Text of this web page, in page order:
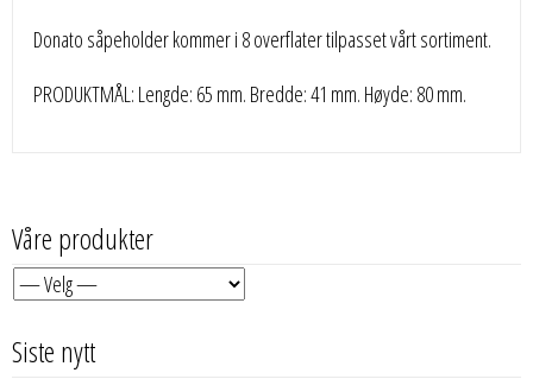
Donato såpeholder kommer i 8 overflater tilpasset vårt sortiment.
PRODUKTMÅL: Lengde: 65 mm. Bredde: 41 mm. Høyde: 80 mm.
Våre produkter
Siste nytt